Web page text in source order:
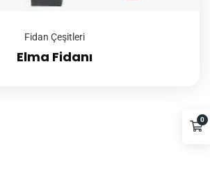
Fidan Çeşitleri
Elma Fidanı
0